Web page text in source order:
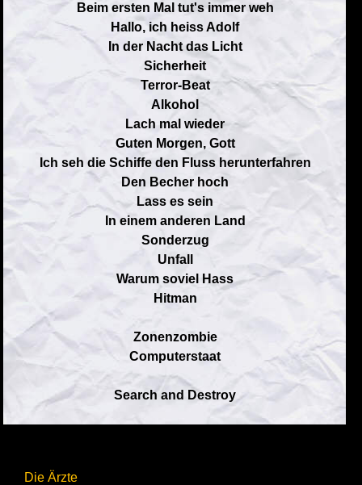
Die Ärzte
Beim ersten Mal tut's immer weh
Hallo, ich heiss Adolf
In der Nacht das Licht
Sicherheit
Terror-Beat
Alkohol
Lach mal wieder
Guten Morgen, Gott
Ich seh die Schiffe den Fluss herunterfahren
Den Becher hoch
Lass es sein
In einem anderen Land
Sonderzug
Unfall
Warum soviel Hass
Hitman
Zonenzombie
Computerstaat
Search and Destroy